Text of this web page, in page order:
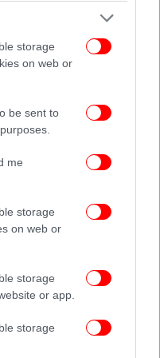
storage
on web or
be sent to
me
storage
on web or
storage
or app.
storage
Εταιρεία MAYO
συγκρούσεις μου
Ψωμιάδη, που με
Όνομα»
σκοτεινών
με
Επίκεντρο της
την κατασκευή και
συμμετοχή μου στην
είναι γνωστές σε
σε κάθε απόπειρα
από ορισμένα